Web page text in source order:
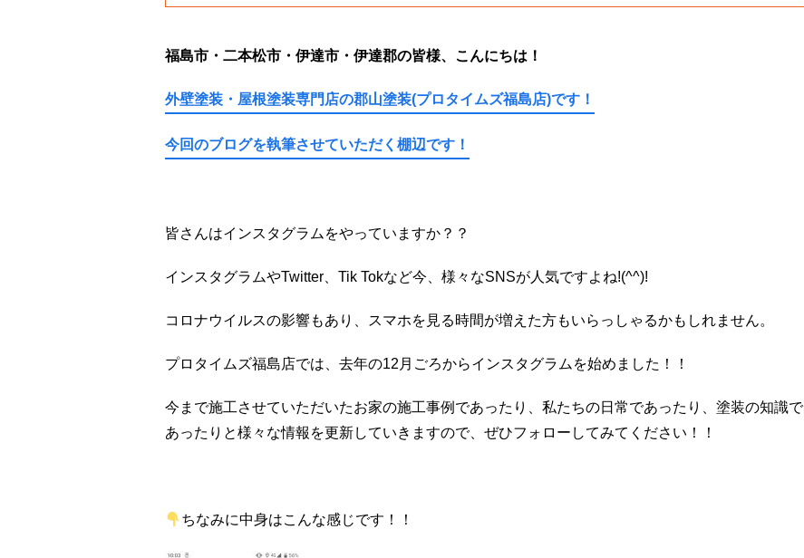
福島市・二本松市・伊達市・伊達郡の皆様、こんにちは！
外壁塗装・屋根塗装専門店の郡山塗装(プロタイムズ福島店)です！
今回のブログを執筆させていただく棚辺です！
皆さんはインスタグラムをやっていますか？？
インスタグラムやTwitter、Tik Tokなど今、様々なSNSが人気ですよね!(^^)!
コロナウイルスの影響もあり、スマホを見る時間が増えた方もいらっしゃるかもしれません。
プロタイムズ福島店では、去年の12月ごろからインスタグラムを始めました！！
今まで施工させていただいたお家の施工事例であったり、私たちの日常であったり、塗装の知識で
あったりと様々な情報を更新していきますので、ぜひフォローしてみてください！！
ちなみに中身はこんな感じです！！